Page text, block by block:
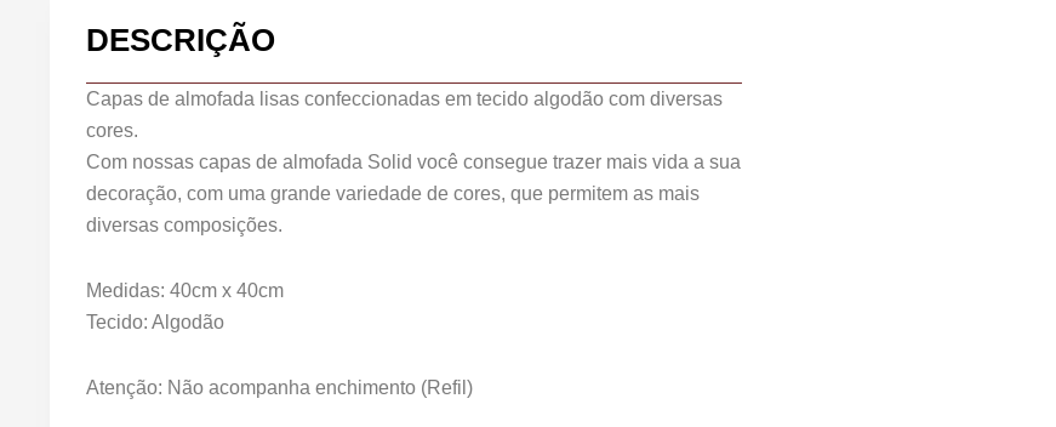
DESCRIÇÃO
Capas de almofada lisas confeccionadas em tecido algodão com diversas
cores.
Com nossas capas de almofada Solid você consegue trazer mais vida a sua
decoração, com uma grande variedade de cores, que permitem as mais
diversas composições.
Medidas: 40cm x 40cm
Tecido: Algodão
Atenção: Não acompanha enchimento (Refil)